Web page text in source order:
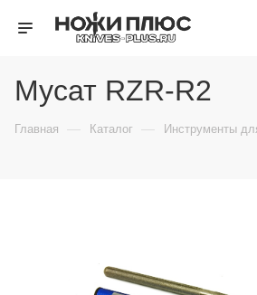
Мусат RZR-R2
Главная — Каталог — Инструменты